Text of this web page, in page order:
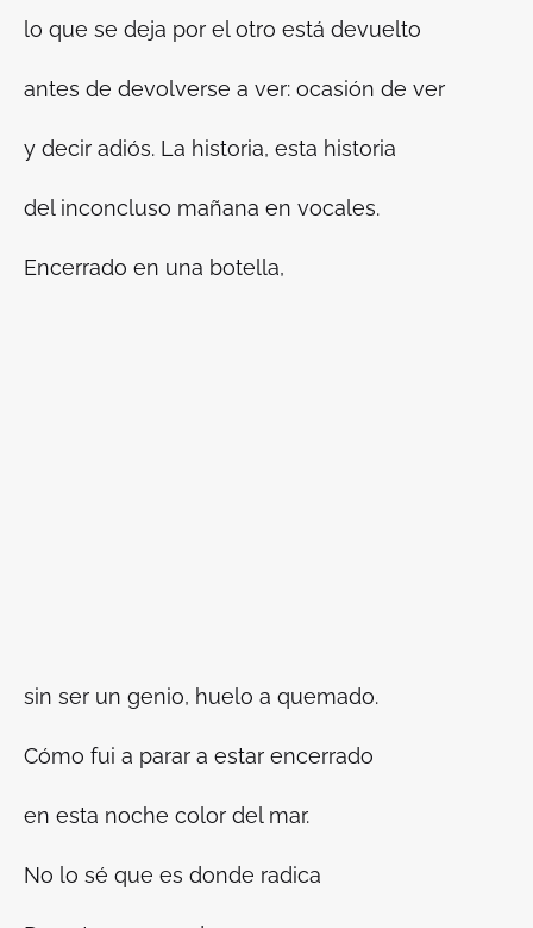
lo que se deja por el otro está devuelto
antes de devolverse a ver: ocasión de ver
y decir adiós. La historia, esta historia
del inconcluso mañana en vocales.
Encerrado en una botella,
sin ser un genio, huelo a quemado.
Cómo fui a parar a estar encerrado
en esta noche color del mar.
No lo sé que es donde radica